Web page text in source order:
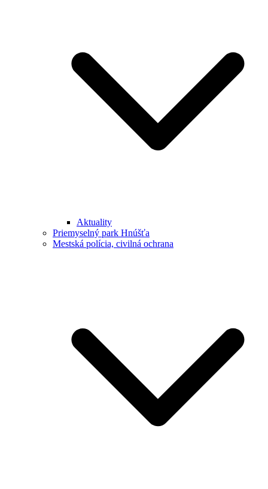
Aktuality
Priemyselný park Hnúšťa
Mestská polícia, civilná ochrana